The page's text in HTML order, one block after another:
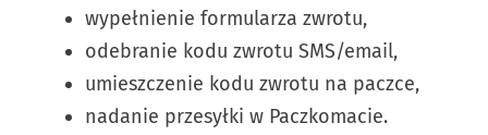
wypełnienie formularza zwrotu,
odebranie kodu zwrotu SMS/email,
umieszczenie kodu zwrotu na paczce,
nadanie przesyłki w Paczkomacie.